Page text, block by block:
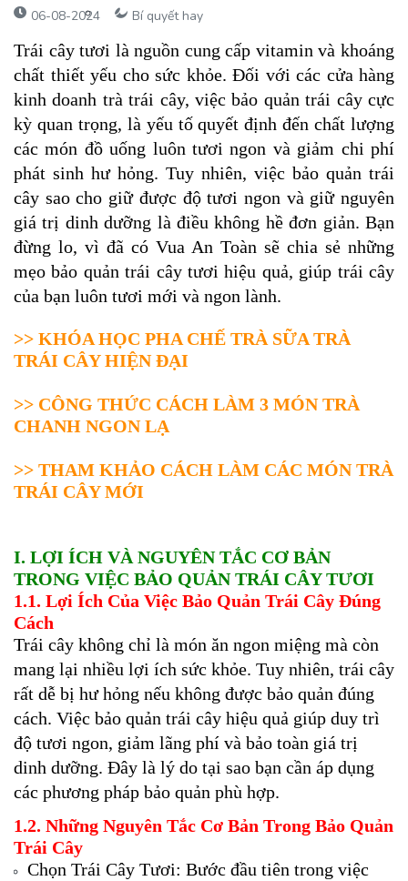
06-08-2024 Bí quyết hay
Trái cây tươi là nguồn cung cấp vitamin và khoáng
chất thiết yếu cho sức khỏe. Đối với các cửa hàng
kinh doanh trà trái cây, việc bảo quản trái cây cực
kỳ quan trọng, là yếu tố quyết định đến chất lượng
các món đồ uống luôn tươi ngon và giảm chi phí
phát sinh hư hỏng. Tuy nhiên, việc bảo quản trái
cây sao cho giữ được độ tươi ngon và giữ nguyên
giá trị dinh dưỡng là điều không hề đơn giản. Bạn
đừng lo, vì đã có Vua An Toàn sẽ chia sẻ những
mẹo bảo quản trái cây tươi hiệu quả, giúp trái cây
của bạn luôn tươi mới và ngon lành.
>> KHÓA HỌC PHA CHẾ TRÀ SỮA TRÀ
TRÁI CÂY HIỆN ĐẠI
>> CÔNG THỨC CÁCH LÀM 3 MÓN TRÀ
CHANH NGON LẠ
>> THAM KHẢO CÁCH LÀM CÁC MÓN TRÀ
TRÁI CÂY MỚI
I. LỢI ÍCH VÀ NGUYÊN TẮC CƠ BẢN
TRONG VIỆC BẢO QUẢN TRÁI CÂY TƯƠI
1.1. Lợi Ích Của Việc Bảo Quản Trái Cây Đúng
Cách
Trái cây không chỉ là món ăn ngon miệng mà còn
mang lại nhiều lợi ích sức khỏe. Tuy nhiên, trái cây
rất dễ bị hư hỏng nếu không được bảo quản đúng
cách. Việc bảo quản trái cây hiệu quả giúp duy trì
độ tươi ngon, giảm lãng phí và bảo toàn giá trị
dinh dưỡng. Đây là lý do tại sao bạn cần áp dụng
các phương pháp bảo quản phù hợp.
1.2. Những Nguyên Tắc Cơ Bản Trong Bảo Quản
Trái Cây
Chọn Trái Cây Tươi: Bước đầu tiên trong việc